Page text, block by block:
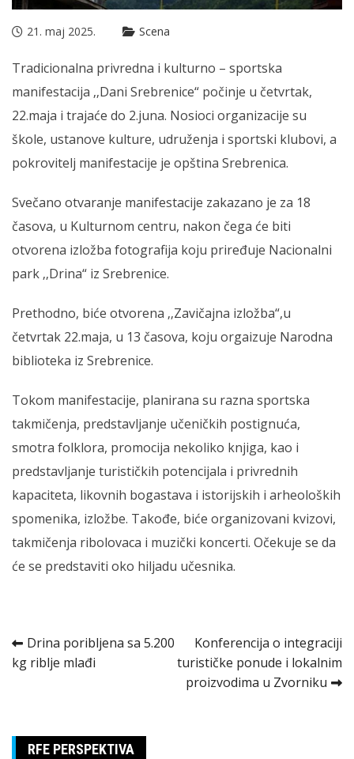
21. maj 2025. Scena
Tradicionalna privredna i kulturno – sportska
manifestacija ‚‚Dani Srebrenice“ počinje u četvrtak,
22.maja i trajaće do 2.juna. Nosioci organizacije su
škole, ustanove kulture, udruženja i sportski klubovi, a
pokrovitelj manifestacije je opština Srebrenica.
Svečano otvaranje manifestacije zakazano je za 18
časova, u Kulturnom centru, nakon čega će biti
otvorena izložba fotografija koju priređuje Nacionalni
park ‚‚Drina“ iz Srebrenice.
Prethodno, biće otvorena ‚‚Zavičajna izložba“,u
četvrtak 22.maja, u 13 časova, koju orgaizuje Narodna
biblioteka iz Srebrenice.
Tokom manifestacije, planirana su razna sportska
takmičenja, predstavljanje učeničkih postignuća,
smotra folklora, promocija nekoliko knjiga, kao i
predstavljanje turističkih potencijala i privrednih
kapaciteta, likovnih bogastava i istorijskih i arheoloških
spomenika, izložbe. Takođe, biće organizovani kvizovi,
takmičenja ribolovaca i muzički koncerti. Očekuje se da
će se predstaviti oko hiljadu učesnika.
Kretanje
članka
Drina poribljena sa 5.200
kg riblje mlađi
Konferencija o integraciji
turističke ponude i lokalnim
proizvodima u Zvorniku
RFE PERSPEKTIVA